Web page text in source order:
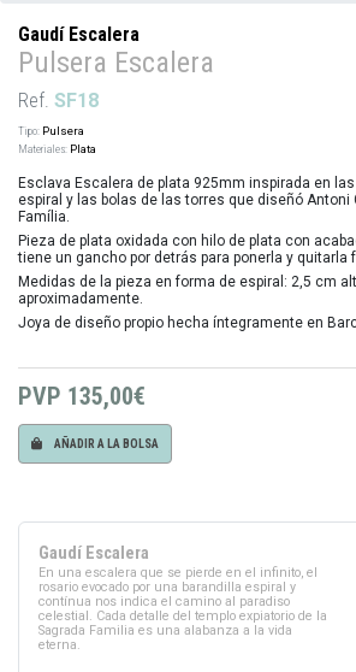
Gaudí Escalera
Pulsera Escalera
Ref. SF18
Tipo: Pulsera
Materiales: Plata
Esclava Escalera de plata 925mm inspirada en
espiral y las bolas de las torres que diseñó Antoni
Família.
Pieza de plata oxidada con hilo de plata con
tiene un gancho por detrás para ponerla y quitarla
Medidas de la pieza en forma de espiral: 2,5 cm
aproximadamente.
Joya de diseño propio hecha íntegramente en
PVP 135,00€
AÑADIR A LA BOLSA
Gaudí Escalera
En una escalera que se pierde en el infinito, el
rosario evocado por una barandilla espiral y
contínua nos indica el camino al paradiso
celestial. Cada detalle del templo expiatorio de la
Sagrada Familia es una alabanza a la vida
eterna.